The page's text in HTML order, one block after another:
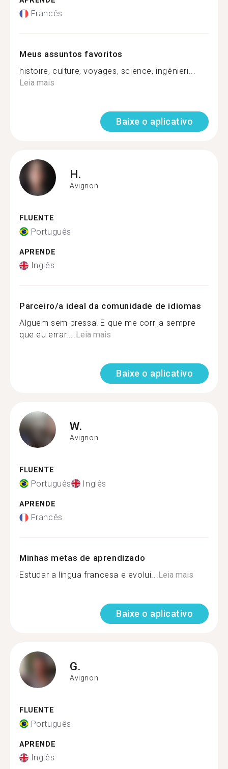
Francês
Meus assuntos favoritos
histoire, culture, voyages, science, ingénieri...
Leia mais
Baixe o aplicativo
H.
Avignon
FLUENTE
Português
APRENDE
Inglês
Parceiro/a ideal da comunidade de idiomas
Alguem sem pressa! E que me corrija sempre
que eu errar....Leia mais
Baixe o aplicativo
W.
Avignon
FLUENTE
Português Inglês
APRENDE
Francês
Minhas metas de aprendizado
Estudar a língua francesa e evolui...Leia mais
Baixe o aplicativo
G.
Avignon
FLUENTE
Português
APRENDE
Inglês